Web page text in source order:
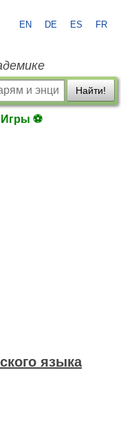
EN DE ES FR
Найти!
Игры ⚽
языка